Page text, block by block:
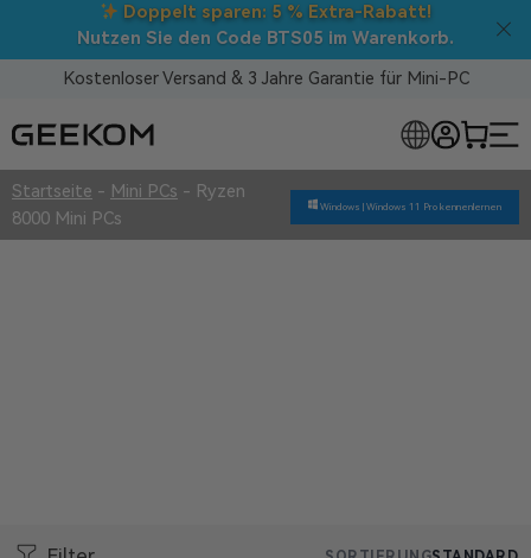
Doppelt sparen: 5 % Extra-Rabatt!
Nutzen Sie den Code BTS05 im Warenkorb.
Kostenloser Versand & 3 Jahre Garantie für Mini-PC
Startseite - Mini PCs - Ryzen
8000 Mini PCs
Windows | Windows 11 Pro kennenlernen
MINI-PCS